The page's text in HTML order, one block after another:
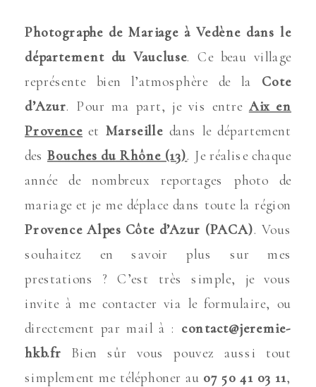
Photographe de Mariage à Vedène dans le
département du Vaucluse. Ce beau village
représente bien l’atmosphère de la Cote
d’Azur. Pour ma part, je vis entre Aix en
Provence et Marseille dans le département
des Bouches du Rhône (13). Je réalise chaque
année de nombreux reportages photo de
mariage et je me déplace dans toute la région
Provence Alpes Côte d’Azur (PACA). Vous
souhaitez en savoir plus sur mes
prestations ? C’est très simple, je vous
invite à me contacter via le formulaire, ou
directement par mail à : contact@jeremie-
hkb.fr Bien sûr vous pouvez aussi tout
simplement me téléphoner au 07 50 41 03 11,